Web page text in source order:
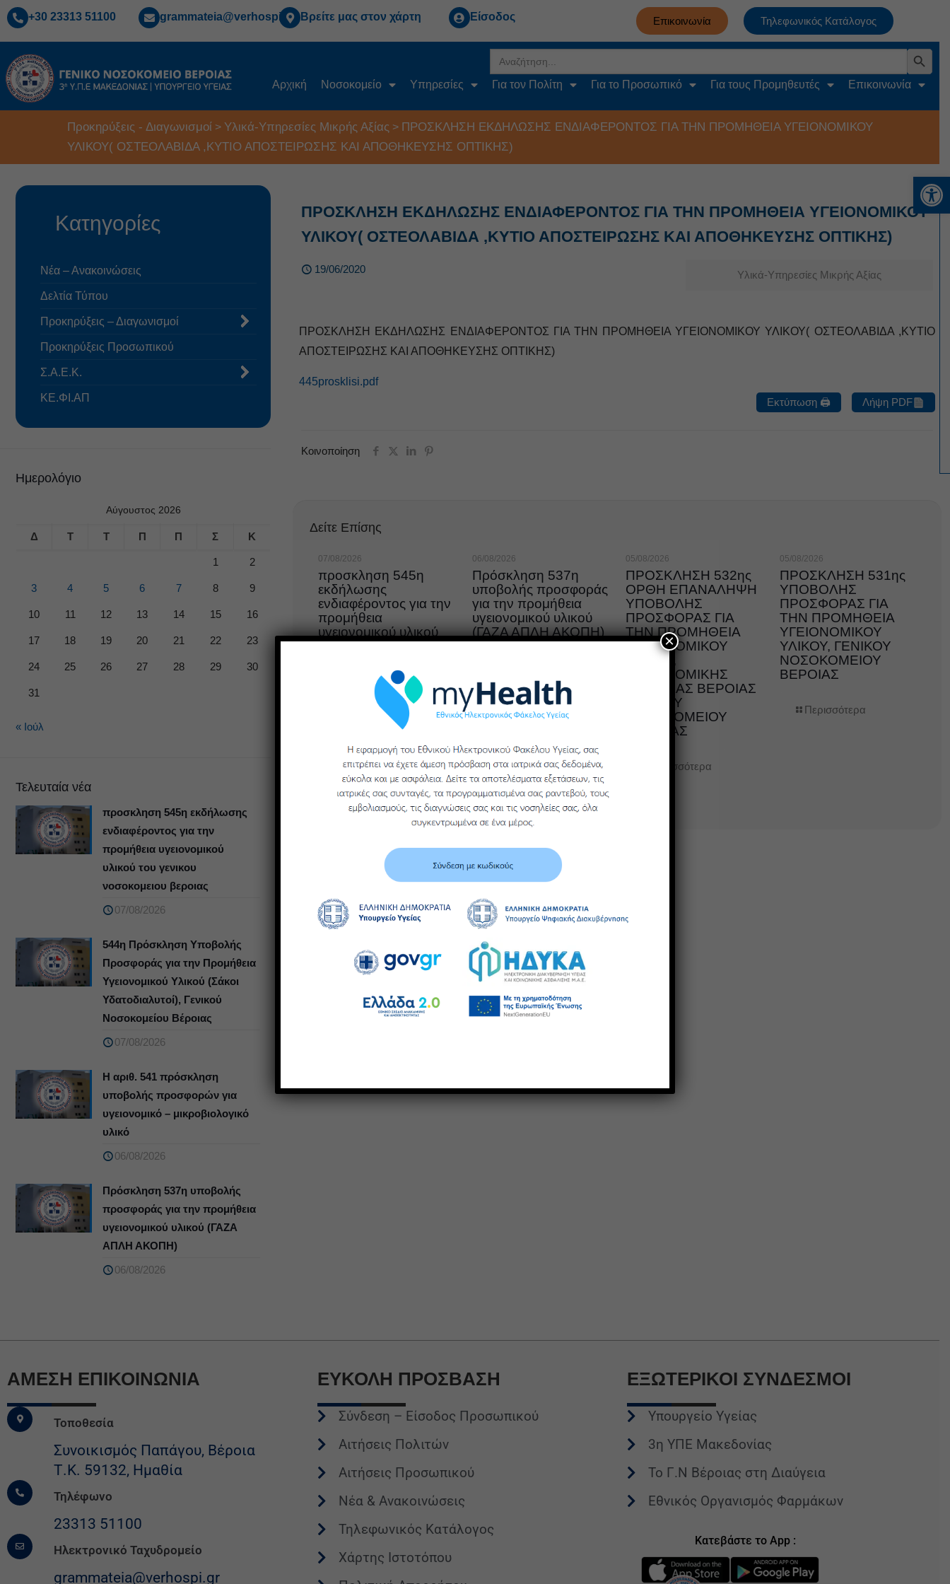
+30 23313 51100 grammateia@verhospi.gr Βρείτε μας στον χάρτη Είσοδος Επικοινωνία Τηλεφωνικός Κατάλογος
for:
Search Button
Αρχική Νοσοκομείο Υπηρεσίες Για τον Πολίτη Για το Προσωπικό Για τους Προμηθευτές Επικοινωνία
Προκηρύξεις - Διαγωνισμοί > Υλικά-Υπηρεσίες Μικρής Αξίας > ΠΡΟΣΚΛΗΣΗ ΕΚΔΗΛΩΣΗΣ ΕΝΔΙΑΦΕΡΟΝΤΟΣ ΓΙΑ ΤΗΝ ΠΡΟΜΗΘΕΙΑ ΥΓΕΙΟΝΟΜΙΚΟΥ
ΥΛΙΚΟΥ( ΟΣΤΕΟΛΑΒΙΔΑ ,ΚΥΤΙΟ ΑΠΟΣΤΕΙΡΩΣΗΣ ΚΑΙ ΑΠΟΘΗΚΕΥΣΗΣ ΟΠΤΙΚΗΣ)
ΠΡΟΣΚΛΗΣΗ ΕΚΔΗΛΩΣΗΣ ΕΝΔΙΑΦΕΡΟΝΤΟΣ ΓΙΑ ΤΗΝ ΠΡΟΜΗΘΕΙΑ ΥΓΕΙΟΝΟΜΙΚΟΥ
ΥΛΙΚΟΥ( ΟΣΤΕΟΛΑΒΙΔΑ ,ΚΥΤΙΟ ΑΠΟΣΤΕΙΡΩΣΗΣ ΚΑΙ ΑΠΟΘΗΚΕΥΣΗΣ ΟΠΤΙΚΗΣ)
19/06/2020 Υλικά-Υπηρεσίες Μικρής Αξίας
ΠΡΟΣΚΛΗΣΗ ΕΚΔΗΛΩΣΗΣ ΕΝΔΙΑΦΕΡΟΝΤΟΣ ΓΙΑ ΤΗΝ ΠΡΟΜΗΘΕΙΑ ΥΓΕΙΟΝΟΜΙΚΟΥ ΥΛΙΚΟΥ( ΟΣΤΕΟΛΑΒΙΔΑ ,ΚΥΤΙΟ
ΑΠΟΣΤΕΙΡΩΣΗΣ ΚΑΙ ΑΠΟΘΗΚΕΥΣΗΣ ΟΠΤΙΚΗΣ)
445prosklisi.pdf
Εκτύπωση 🖨
Λήψη PDF
Κοινοποίηση
Δείτε Επίσης
07/08/2026
προσκληση 545η
εκδήλωσης
ενδιαφέροντος για την
προμήθεια
υγειονομικού υλικού
του γενικου
Περισσότερα
06/08/2026
Πρόσκληση 537η
υποβολής προσφοράς
για την προμήθεια
υγειονομικού υλικού
(ΓΑΖΑ ΑΠΛΗ ΑΚΟΠΗ)
05/08/2026
ΠΡΟΣΚΛΗΣΗ 532ης
ΟΡΘΗ ΕΠΑΝΑΛΗΨΗ
ΥΠΟΒΟΛΗΣ
ΠΡΟΣΦΟΡΑΣ ΓΙΑ
ΤΗΝ ΠΡΟΜΗΘΕΙΑ
ΥΓΕΙΟΝΟΜΙΚΟΥ
ΥΛΙΚΟΥ,
ΥΓΕΙΟΝΟΜΙΚΗΣ
ΜΟΝΑΔΑΣ ΒΕΡΟΙΑΣ
ΓΕΝΙΚΟΥ
ΝΟΣΟΚΟΜΕΙΟΥ
ΗΜΑΘΙΑΣ
Περισσότερα
05/08/2026
ΠΡΟΣΚΛΗΣΗ 531ης
ΥΠΟΒΟΛΗΣ
ΠΡΟΣΦΟΡΑΣ ΓΙΑ
ΤΗΝ ΠΡΟΜΗΘΕΙΑ
ΥΓΕΙΟΝΟΜΙΚΟΥ
ΥΛΙΚΟΥ, ΓΕΝΙΚΟΥ
ΝΟΣΟΚΟΜΕΙΟΥ
ΒΕΡΟΙΑΣ
Περισσότερα
Κατηγορίες
Νέα – Ανακοινώσεις
Δελτία Τύπου
Προκηρύξεις – Διαγωνισμοί
Προκηρύξεις Προσωπικού
Σ.Α.Ε.Κ.
ΚΕ.ΦΙ.ΑΠ
Ημερολόγιο
Αύγουστος 2026
Δ Τ Τ Π Π Σ Κ
1 2
3 4 5 6 7 8 9
10 11 12 13 14 15 16
17 18 19 20 21 22 23
24 25 26 27 28 29 30
31
« Ιούλ
Τελευταία νέα
προσκληση 545η εκδήλωσης
ενδιαφέροντος για την
προμήθεια υγειονομικού
υλικού του γενικου
νοσοκομειου βεροιας
07/08/2026
544η Πρόσκληση Υποβολής
Προσφοράς για την Προμήθεια
Υγειονομικού Υλικού (Σάκοι
Υδατοδιαλυτοί), Γενικού
Νοσοκομείου Βέροιας
07/08/2026
Η αριθ. 541 πρόσκληση
υποβολής προσφορών για
υγειονομικό – μικροβιολογικό
υλικό
06/08/2026
Πρόσκληση 537η υποβολής
προσφοράς για την προμήθεια
υγειονομικού υλικού (ΓΑΖΑ
ΑΠΛΗ ΑΚΟΠΗ)
06/08/2026
ΆΜΕΣΗ ΕΠΙΚΟΙΝΩΝΙΑ
Τοποθεσία
Συνοικισμός Παπάγου, Βέροια
Τ.Κ. 59132, Ημαθία
Τηλέφωνο
23313 51100
Ηλεκτρονικό Ταχυδρομείο
grammateia@verhospi.gr
ΕΥΚΟΛΗ ΠΡΟΣΒΑΣΗ
Σύνδεση – Είσοδος Προσωπικού
Αιτήσεις Πολιτών
Αιτήσεις Προσωπικού
Νέα & Ανακοινώσεις
Τηλεφωνικός Κατάλογος
Χάρτης Ιστοτόπου
ΕΞΩΤΕΡΙΚΟΙ ΣΥΝΔΕΣΜΟΙ
Υπουργείο Υγείας
3η ΥΠΕ Μακεδονίας
Το Γ.Ν Βέροιας στη Διαύγεια
Εθνικός Οργανισμός Φαρμάκων
Κατεβάστε το App :
×